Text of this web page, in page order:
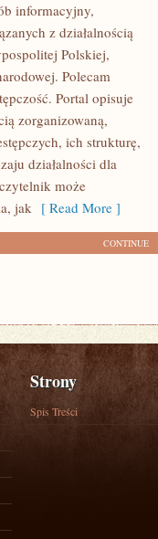
informacyjny,
z działalnością
Polskiej,
Polecam
Portal opisuje
zorganizowaną,
ich strukturę,
działalności dla
może
jak [ Read More ]
CONTINUE
Strony
Spis Treści